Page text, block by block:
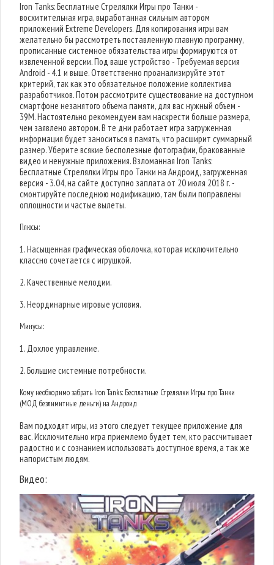
Iron Tanks: Бесплатные Стрелялки Игры про Танки -
восхитительная игра, выработанная сильным автором
приложений Extreme Developers. Для копирования игры вам
желательно бы рассмотреть поставленную главную программу,
прописанные системное обязательства игры формируются от
извлеченной версии. Под ваше устройство - Требуемая версия
Android - 4.1 и выше. Ответственно проанализируйте этот
критерий, так как это обязательное положение коллектива
разработчиков. Потом рассмотрите существование на доступном
смартфоне незанятого объема памяти, для вас нужный объем -
39M. Настоятельно рекомендуем вам наскрести больше размера,
чем заявлено автором. В те дни работает игра загруженная
информация будет заноситься в память, что расширит суммарный
размер. Уберите всякие бесполезные фотографии, бракованные
видео и ненужные приложения. Взломанная Iron Tanks:
Бесплатные Стрелялки Игры про Танки на Андроид, загруженная
версия - 3.04, на сайте доступно заплата от 20 июля 2018 г. -
смонтируйте последнюю модификацию, там были поправлены
оплошности и частые вылеты.
Плюсы:
1. Насыщенная графическая оболочка, которая исключительно
классно сочетается с игрушкой.
2. Качественные мелодии.
3. Неординарные игровые условия.
Минусы:
1. Дохлое управление.
2. Большие системные потребности.
Кому необходимо забрать Iron Tanks: Бесплатные Стрелялки Игры про Танки
(МОД безлимитные деньги) на Андроид
Вам подходят игры, из этого следует текущее приложение для
вас. Исключительно игра приемлемо будет тем, кто рассчитывает
радостно и с сознанием использовать доступное время, а так же
напористым людям.
Видео: